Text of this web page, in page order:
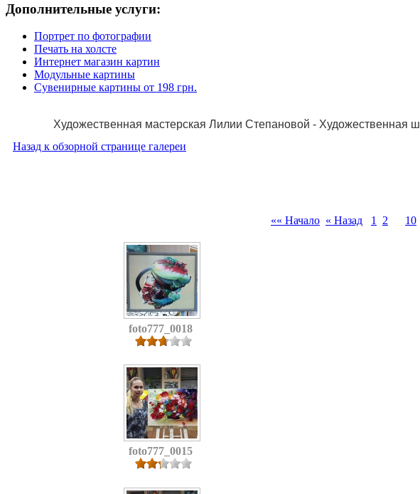
Дополнительные услуги:
Портрет по фотографии
Печать на холсте
Интернет магазин картин
Модульные картины
Сувенирные картины от 198 грн.
Художественная мастерская Лилии Степановой - Художественная
Назад к обзорной странице галереи
«« Начало « Назад 1 2 10
foto777_0018
foto777_0015